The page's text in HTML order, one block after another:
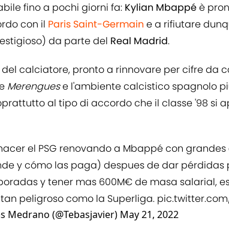
fino a pochi giorni fa: Kylian Mbappéè
con il Paris Saint-Germain e a rifiutare
da parte del Real Madrid.
del calciatore, pronto a rinnovare per cifre da
Merenguese l'ambiente calcistico spagnolo
al tipo di accordo che il classe '98 si
el PSG renovando a Mbappé con
y cómo las paga) despues de dar pérdidas
y tener mas 600M€ de masa salarial, es
peligroso como la Superliga. pic.twitter.com/
Medrano (@Tebasjavier) May 21, 2022